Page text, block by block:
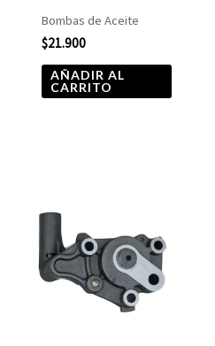
Bombas de Aceite
$21.900
AÑADIR AL
CARRITO